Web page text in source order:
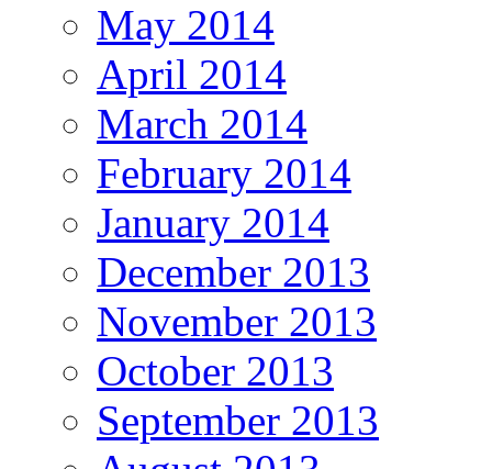
May 2014
April 2014
March 2014
February 2014
January 2014
December 2013
November 2013
October 2013
September 2013